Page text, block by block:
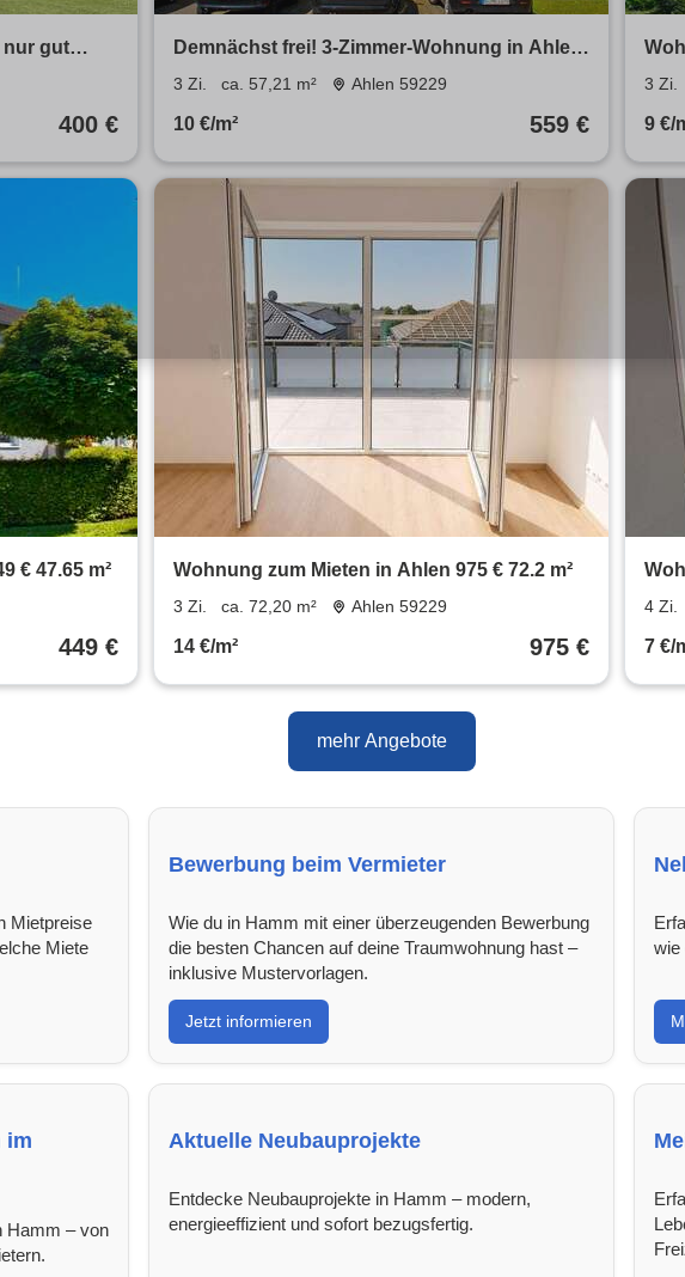
nur gut
400 €
Demnächst frei! 3-Zimmer-Wohnung in Ahlen
Ahlen
3 Zi. ca. 57,21 m² Ahlen 59229
10 €/m² 559 €
3 Zi.
9 €/
€ 47.65 m²
449 €
Wohnung zum Mieten in Ahlen 975 € 72.2 m²
3 Zi. ca. 72,20 m² Ahlen 59229
14 €/m² 975 €
4 Zi.
7 €/
mehr Angebote
Mietpreise
Miete
Bewerbung beim Vermieter
Wie du in Hamm mit einer überzeugenden Bewerbung
die besten Chancen auf deine Traumwohnung hast –
inklusive Mustervorlagen.
Jetzt informieren
wie
im
Hamm – von
Aktuelle Neubauprojekte
Entdecke Neubauprojekte in Hamm – modern,
energieeffizient und sofort bezugsfertig.